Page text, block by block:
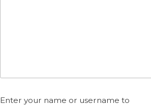
Enter your name or username to